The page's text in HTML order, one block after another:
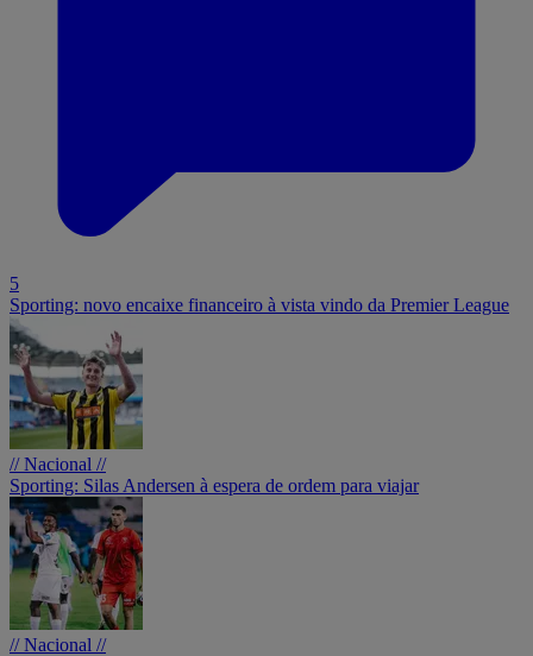
5
Sporting: novo encaixe financeiro à vista vindo da Premier League
// Nacional //
Sporting: Silas Andersen à espera de ordem para viajar
// Nacional //